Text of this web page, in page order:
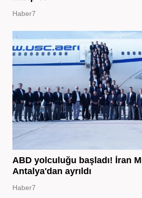
Haber7
ABD yolculuğu başladı! İran
Antalya'dan ayrıldı
Haber7